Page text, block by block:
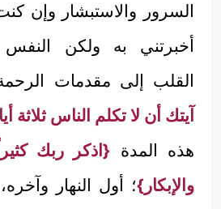
السرور والاستبشار وإن
أخبرتني به ولكن
القلب إلى مقدمات
آيتك أن لا تكلم الناس ثلاثة
هذه المدة {اذكر ربك
والإبكار}؛ أول النهار